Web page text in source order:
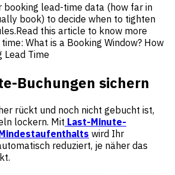
booking lead-time data (how far in
book) to decide when to tighten
this article to know more
What is a Booking Window? How
Lead Time
Buchungen sichern
rückt und noch nicht gebucht ist,
lockern. Mit Last-Minute-
wird Ihr
reduziert, je näher das